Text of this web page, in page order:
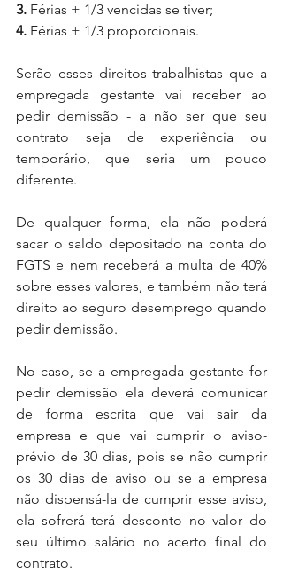
3. Férias + 1/3 vencidas se tiver;
4. Férias + 1/3 proporcionais.
Serão esses direitos trabalhistas que a
empregada gestante vai receber ao
pedir demissão - a não ser que seu
contrato seja de experiência ou
temporário, que seria um pouco
diferente.
De qualquer forma, ela não poderá
sacar o saldo depositado na conta do
FGTS e nem receberá a multa de 40%
sobre esses valores, e também não terá
direito ao seguro desemprego quando
pedir demissão.
No caso, se a empregada gestante for
pedir demissão ela deverá comunicar
de forma escrita que vai sair da
empresa e que vai cumprir o aviso-
prévio de 30 dias, pois se não cumprir
os 30 dias de aviso ou se a empresa
não dispensá-la de cumprir esse aviso,
ela sofrerá terá desconto no valor do
seu último salário no acerto final do
contrato.